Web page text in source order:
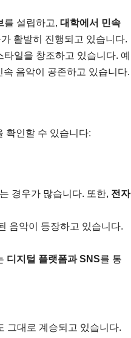
를 설립하고, 대학에서 민속
활발히 진행되고 있습니다.
일을 창조하고 있습니다. 예
음악이 공존하고 있습니다.
확인할 수 있습니다:
경우가 많습니다. 또한, 전자
음악이 등장하고 있습니다.
디지털 플랫폼과 SNS를 통
그대로 계승되고 있습니다.